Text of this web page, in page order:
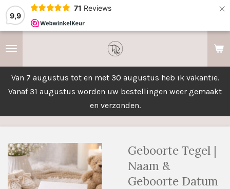
9,9
71 Reviews ×
Van 7 augustus tot en met 30 augustus heb ik vakantie.
Vanaf 31 augustus worden uw bestellingen weer gemaakt
en verzonden.
Geboorte Tegel |
Naam &
Geboorte Datum